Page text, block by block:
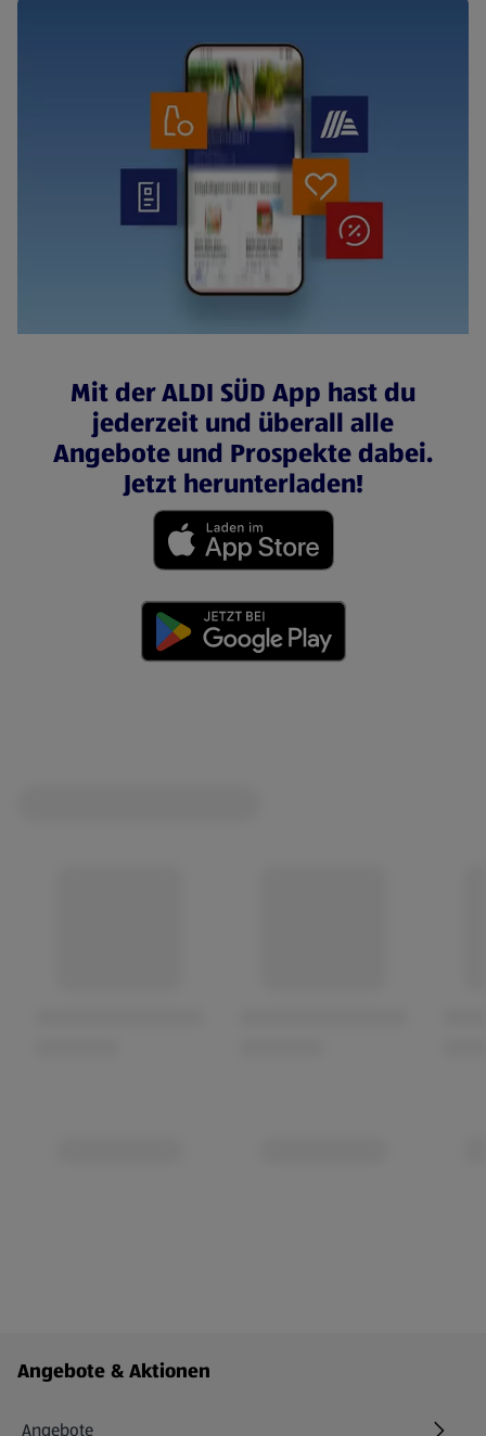
Mit der ALDI SÜD App hast du
jederzeit und überall alle
Angebote und Prospekte dabei.
Jetzt herunterladen!
Fußzeilenmenü - weitere Links
Angebote & Aktionen
Angebote